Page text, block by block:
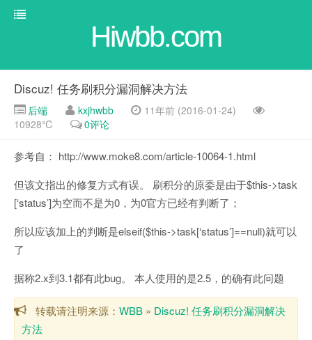
Hiwbb.com
Discuz! 任务刷积分漏洞解决方法
后端 kxjhwbb
11年前 (2016-01-24)
10928℃
0评论
参考自： http://www.moke8.com/article-10064-1.html
但该文指出的修复方式有误。 刷积分的原委是由于$this->task
[‘status’]为空而不是为0，为0官方已经有判断了；
所以应该加上的判断是elseif($this->task[‘status’]==null)就可以
了
据称2.x到3.1都有此bug。 本人使用的是2.5，的确有此问题
转载请注明来源： WBB » Discuz! 任务刷积分漏洞解决
方法